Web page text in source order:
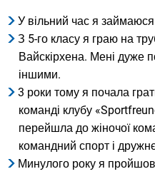
У вільний час я
З 5-го класу я граю на
Вайскірхена. Мені дуже
іншими.
3 роки тому я почала
команді клубу
перейшла до жіночої
командний спорт і
Минулого року я пройшов